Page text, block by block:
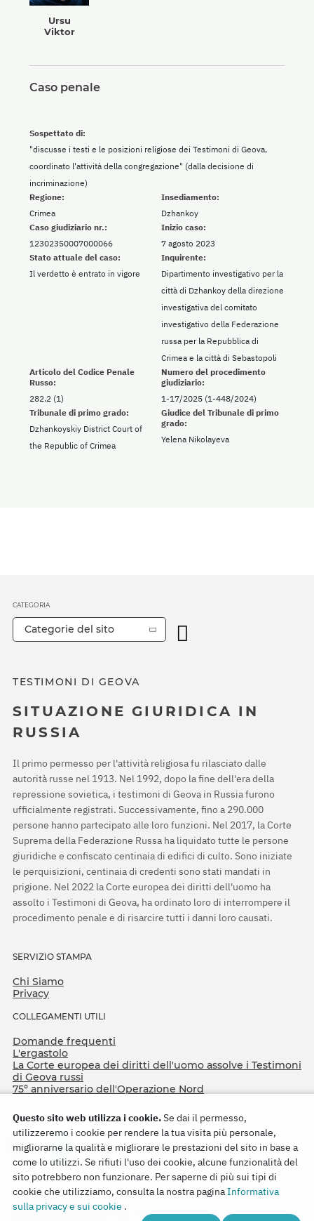
Ursu
Viktor
Caso penale
Regione:
Crimea
Insediamento:
Dzhankoy
Sospettato di:
"discusse i testi e le posizioni religiose dei Testimoni di Geova,
coordinato l'attività della congregazione" (dalla decisione di
incriminazione)
Caso giudiziario nr.:
12302350007000066
Inizio caso:
7 agosto 2023
Stato attuale del caso:
Il verdetto è entrato in vigore
Inquirente:
Dipartimento investigativo per la
città di Dzhankoy della direzione
investigativa del comitato
investigativo della Federazione
russa per la Repubblica di
Crimea e la città di Sebastopoli
Articolo del Codice Penale
Russo:
282.2 (1)
Numero del procedimento
giudiziario:
1-17/2025 (1-448/2024)
Tribunale di primo grado:
Dzhankoyskiy District Court of
the Republic of Crimea
Giudice del Tribunale di primo
grado:
Yelena Nikolayeva
TESTIMONI DI GEOVA
SITUAZIONE GIURIDICA IN
RUSSIA
Il primo permesso per l'attività religiosa fu rilasciato dalle
autorità russe nel 1913. Nel 1992, dopo la fine dell'era della
repressione sovietica, i testimoni di Geova in Russia furono
ufficialmente registrati. Successivamente, fino a 290.000
persone hanno partecipato alle loro funzioni. Nel 2017, la Corte
Suprema della Federazione Russa ha liquidato tutte le persone
giuridiche e confiscato centinaia di edifici di culto. Sono iniziate
le perquisizioni, centinaia di credenti sono stati mandati in
prigione. Nel 2022 la Corte europea dei diritti dell'uomo ha
assolto i Testimoni di Geova, ha ordinato loro di interrompere il
procedimento penale e di risarcire tutti i danni loro causati.
SERVIZIO STAMPA
Chi Siamo
Privacy
COLLEGAMENTI UTILI
Domande frequenti
L'ergastolo
La Corte europea dei diritti dell'uomo assolve i Testimoni
di Geova russi
75º anniversario dell'Operazione Nord
CATEGORIA
Categorie del sito
Copyright © 2026
Watch Tower Bible and Tract Society of Korea.
Questo sito web utilizza i cookie.Se dai il permesso,
utilizzeremo i cookie per rendere la tua visita più personale,
migliorarne la qualità e migliorare le prestazioni del sito in base a
come lo utilizzi. Se rifiuti l'uso dei cookie, alcune funzionalità del
sito potrebbero non funzionare. Per saperne di più sui tipi di
cookie che utilizziamo, consulta la nostra paginaInformativa
sulla privacy e sui cookie .